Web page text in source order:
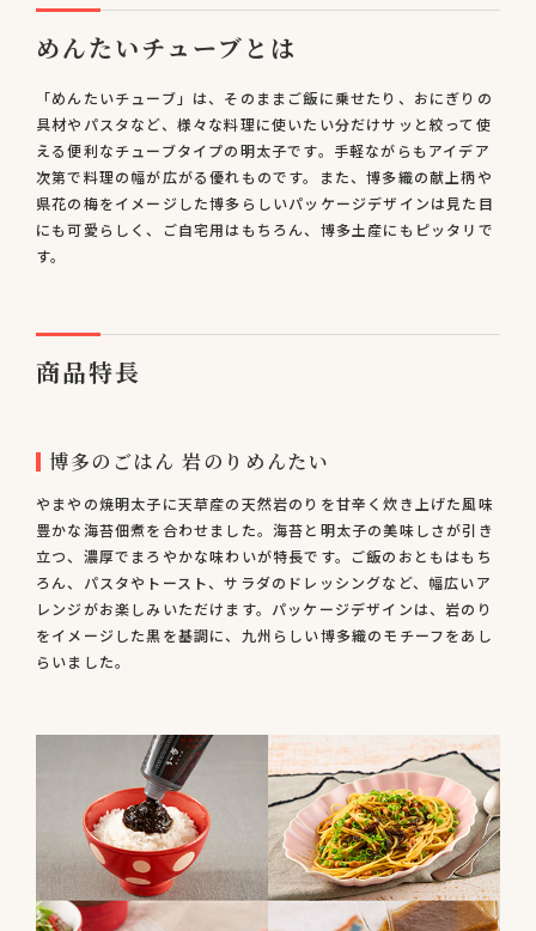
めんたいチューブとは
「めんたいチューブ」は、そのままご飯に乗せたり、おにぎりの
具材やパスタなど、様々な料理に使いたい分だけサッと絞って使
える便利なチューブタイプの明太子です。手軽ながらもアイデア
次第で料理の幅が広がる優れものです。また、博多織の献上柄や
県花の梅をイメージした博多らしいパッケージデザインは見た目
にも可愛らしく、ご自宅用はもちろん、博多土産にもピッタリで
す。
商品特長
博多のごはん 岩のりめんたい
やまやの焼明太子に天草産の天然岩のりを甘辛く炊き上げた風味
豊かな海苔佃煮を合わせました。海苔と明太子の美味しさが引き
立つ、濃厚でまろやかな味わいが特長です。ご飯のおともはもち
ろん、パスタやトースト、サラダのドレッシングなど、幅広いア
レンジがお楽しみいただけます。パッケージデザインは、岩のり
をイメージした黒を基調に、九州らしい博多織のモチーフをあし
らいました。